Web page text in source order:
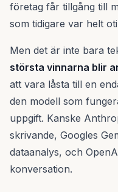
företag får tillgång till
som tidigare var helt
Men det är inte bara
största vinnarna blir
att vara låsta till en
den modell som
uppgift. Kanske
skrivande, Googles
dataanalys, och
konversation.